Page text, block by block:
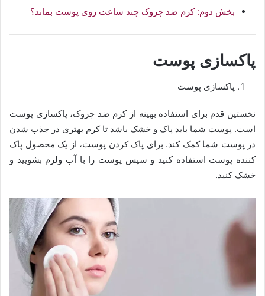
بخش دوم: کرم ضد چروک چند ساعت روی پوست بماند؟
پاکسازی پوست
پاکسازی پوست
نخستین قدم برای استفاده بهینه از کرم ضد چروک، پاکسازی پوست
است. پوست شما باید پاک و خشک باشد تا کرم بهتری در جذب شدن
در پوست شما کمک کند. برای پاک کردن پوست، از یک محصول پاک
کننده پوست استفاده کنید و سپس پوست را با آب ولرم بشویید و
خشک کنید.